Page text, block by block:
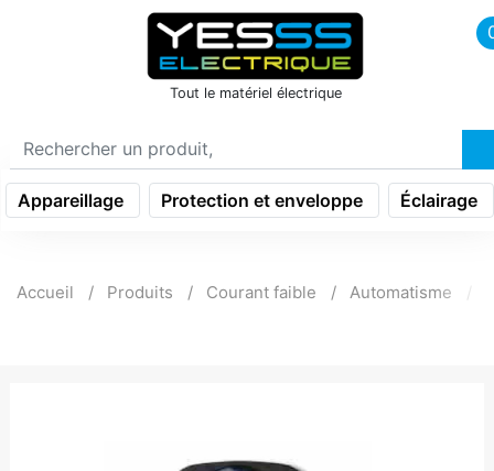
icon menu burger
Tout le matériel électrique
Appareillage Protection et enveloppe Éclairage
Accueil Produits Courant faible Automatisme